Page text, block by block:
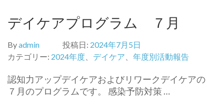
デイケアプログラム ７月
Byadmin 投稿日: 2024年7月5日
カテゴリー: 2024年度 デイケア 年度別活動報告
認知力アップデイケアおよびリワークデイケアの
７月のプログラムです。 感染予防対策 …